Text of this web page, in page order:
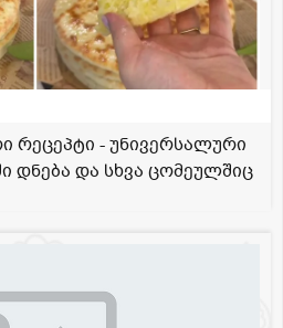
რეცეპტი - უნივერსალური
დნება და სხვა ცომეულშიც